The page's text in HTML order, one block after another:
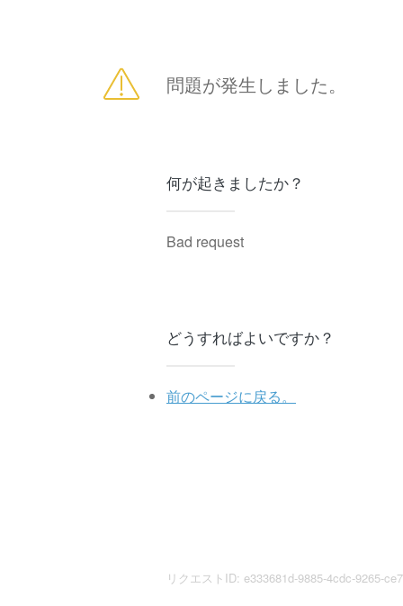
問題が発生しました。
何が起きましたか？
Bad request
どうすればよいですか？
前のページに戻る。
リクエストID: e333681d-9885-4cdc-9265-